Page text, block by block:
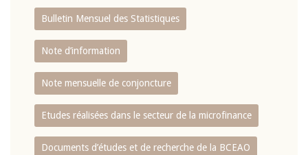
Bulletin Mensuel des Statistiques
Note d’information
Note mensuelle de conjoncture
Etudes réalisées dans le secteur de la microfinance
Documents d’études et de recherche de la BCEAO